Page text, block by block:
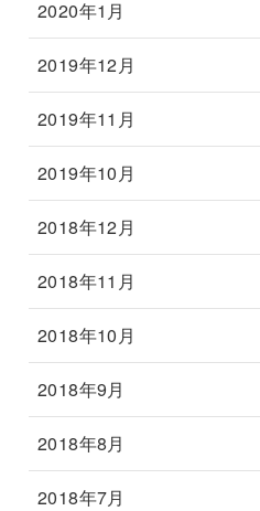
2020年1月
2019年12月
2019年11月
2019年10月
2018年12月
2018年11月
2018年10月
2018年9月
2018年8月
2018年7月